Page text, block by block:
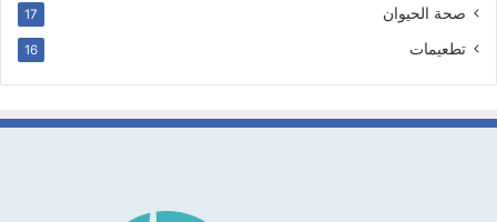
صحة الحيوان 17
تطعيمات 16